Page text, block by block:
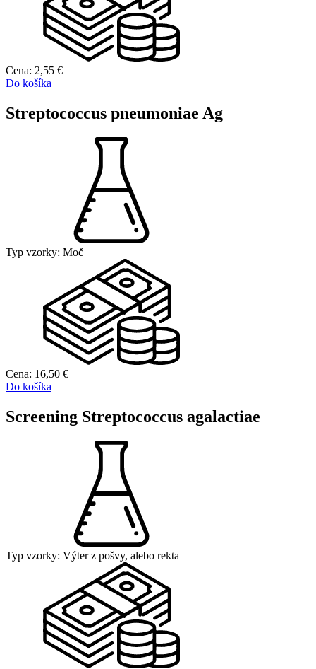
Cena: 2,55 €
Do košíka
Streptococcus pneumoniae Ag
Typ vzorky: Moč
Cena: 16,50 €
Do košíka
Screening Streptococcus agalactiae
Typ vzorky: Výter z pošvy, alebo rekta